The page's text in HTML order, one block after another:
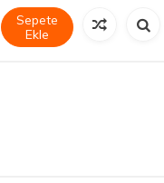
Sepete
Ekle